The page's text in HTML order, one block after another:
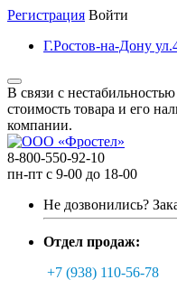
Регистрация Войти
Г.Ростов-на-Дону
В связи с
стоимость товара и его
компании.
8-800-550-92-10
пн-пт с 9-00 до 18-00
Не дозвонились?
Отдел продаж:
+7 (938) 110-56-78